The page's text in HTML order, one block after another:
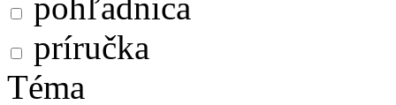
príručka
Téma